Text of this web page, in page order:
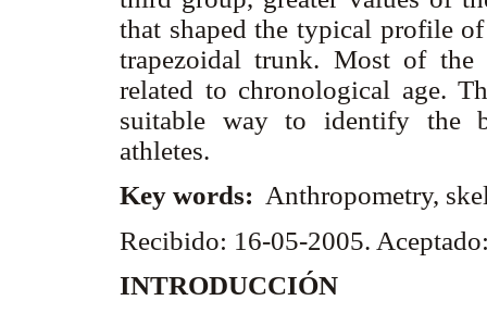
that shaped the typical profile
trapezoidal trunk. Most of the
related to chronological age.
suitable way to identify the
athletes.
Key words: Anthropometry,
Recibido: 16-05-2005.
INTRODUCCIÓN